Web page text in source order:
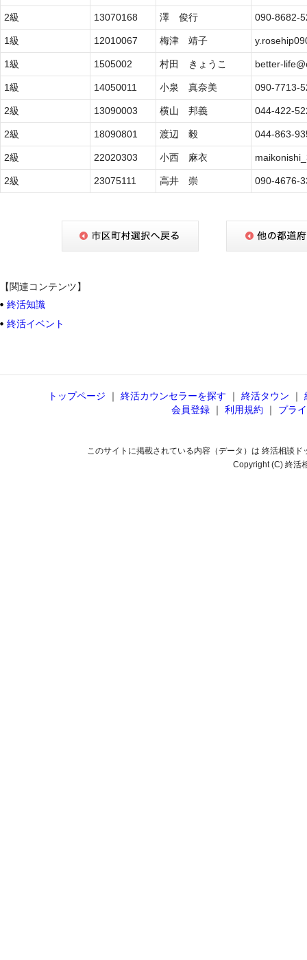
2級 13070168 澤 俊行 090-8682-
1級 12010067 梅津 靖子
1級 1505002 村田 きょうこ better-
1級 14050011 小泉 真奈美 090-7713-
2級 13090003 横山 邦義 044-422-
2級 18090801 渡辺 毅 044-863-
2級 22020303 小西 麻衣
2級 23075111 高井 崇 090-4676-
【関連コンテンツ】
終活知識
終活イベント
トップページ ｜ 終活カウンセラーを探す ｜ 終活タウン ｜
会員登録 ｜ 利用規約 ｜ プラ
このサイトに掲載されている内容（データ）は 終活相談
Copyright (C) 終活